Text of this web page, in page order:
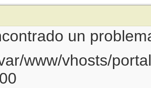
un
www/vhosts/